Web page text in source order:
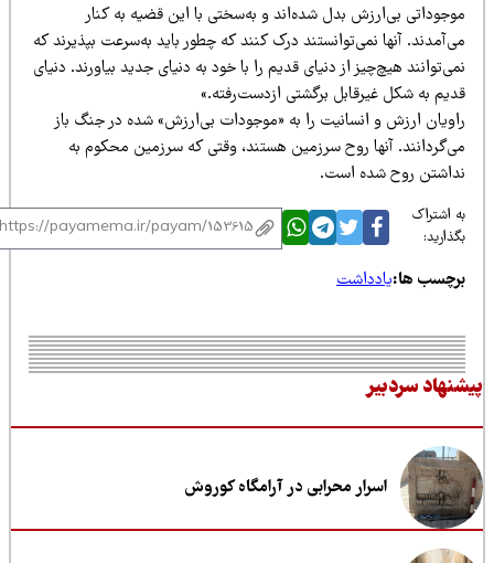
بی‌ارزش بدل شده‌اند و به‌سختی با این قضیه به کنار
آنها نمی‌توانستند درک کنند که چطور باید به‌سرعت بپذیرند که
هیچ‌چیز از دنیای قدیم را با خود به دنیای جدید بیاورند. دنیای
به شکل غیرقابل برگشتی ازدست‌رفته.»
ارزش و انسانیت را به «موجودات بی‌ارزش» شده در جنگ باز
آنها روح سرزمین هستند، وقتی که سرزمین محکوم به
روح شده است.
اشتراک
ها:یادداشت
سردبیر
اسرار محرابی در آرامگاه کوروش